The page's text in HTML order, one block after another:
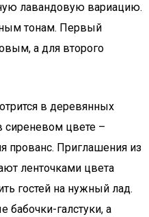
лавандовую вариацию.
тонам. Первый
а для второго
в деревянных
сиреневом цвете –
прованс. Приглашения из
ленточками цвета
гостей на нужный лад.
галстуки, а